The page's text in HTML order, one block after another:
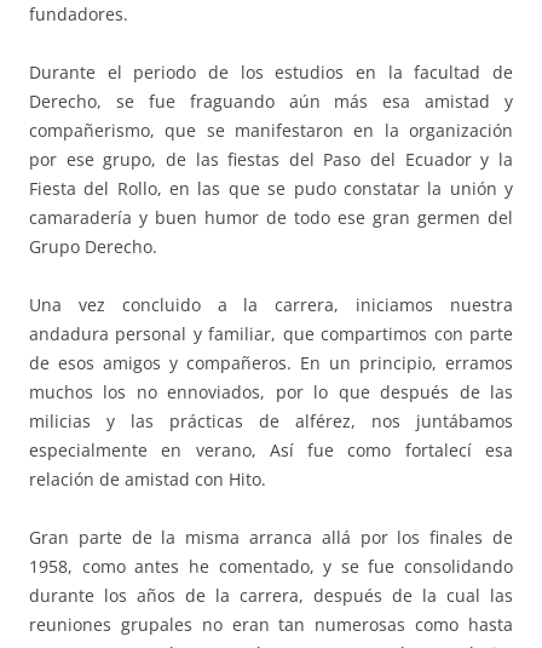
fundadores.
Durante el periodo de los estudios en la facultad de
Derecho, se fue fraguando aún más esa amistad y
compañerismo, que se manifestaron en la organización
por ese grupo, de las fiestas del Paso del Ecuador y la
Fiesta del Rollo, en las que se pudo constatar la unión y
camaradería y buen humor de todo ese gran germen del
Grupo Derecho.
Una vez concluido a la carrera, iniciamos nuestra
andadura personal y familiar, que compartimos con parte
de esos amigos y compañeros. En un principio, erramos
muchos los no ennoviados, por lo que después de las
milicias y las prácticas de alférez, nos juntábamos
especialmente en verano, Así fue como fortalecí esa
relación de amistad con Hito.
Gran parte de la misma arranca allá por los finales de
1958, como antes he comentado, y se fue consolidando
durante los años de la carrera, después de la cual las
reuniones grupales no eran tan numerosas como hasta